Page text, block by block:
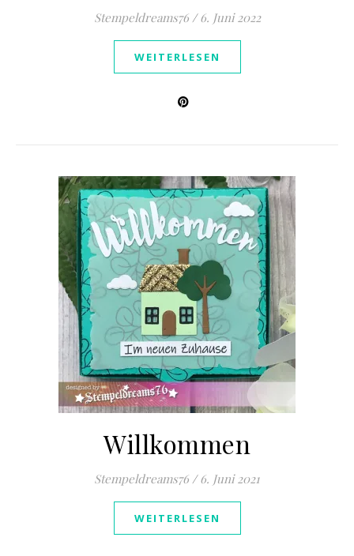
Stempeldreams76 / 6. Juni 2022
WEITERLESEN
Willkommen
Stempeldreams76 / 6. Juni 2021
WEITERLESEN